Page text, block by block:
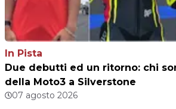
In Pista
Due debutti ed un ritorno: chi
della Moto3 a Silverstone
07 agosto 2026